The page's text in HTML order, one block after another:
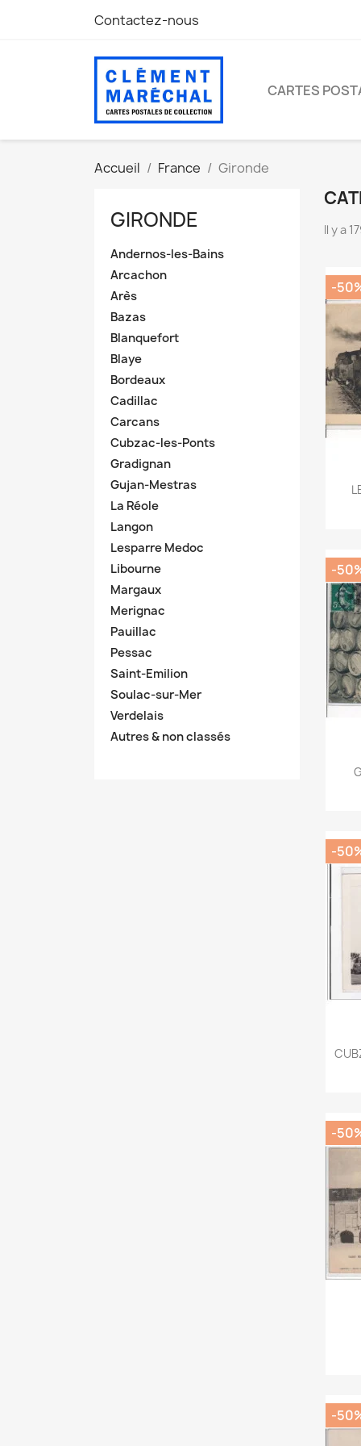
Contactez-nous
CARTES
Accueil France Gironde
GIRONDE
Andernos-les-Bains
Arcachon
Arès
Bazas
Blanquefort
Blaye
Bordeaux
Cadillac
Carcans
Cubzac-les-Ponts
Gradignan
Gujan-Mestras
La Réole
Langon
Lesparre Medoc
Libourne
Margaux
Merignac
Pauillac
Pessac
Saint-Emilion
Soulac-sur-Mer
Verdelais
Autres & non classés
Il y a
-
-
-
-
-